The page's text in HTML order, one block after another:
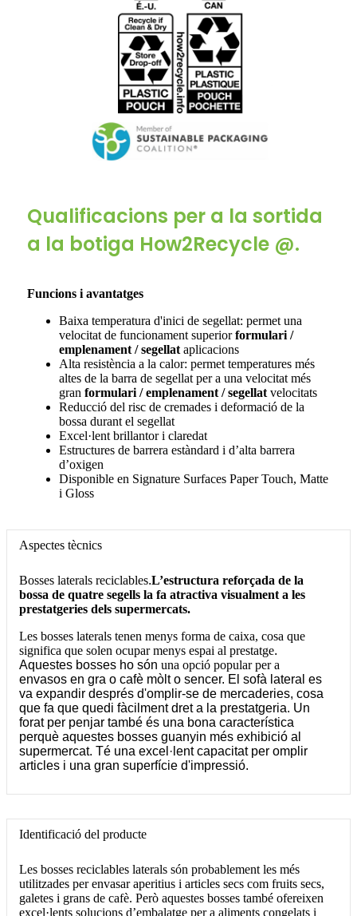
Qualificacions per a la sortida
a la botiga How2Recycle @.
Funcions i avantatges
Baixa temperatura d'inici de segellat: permet una
velocitat de funcionament superiorformulari /
emplenament / segellat aplicacions
Alta resistència a la calor: permet temperatures més
altes de la barra de segellat per a una velocitat més
gran formulari / emplenament / segellat velocitats
Reducció del risc de cremades i deformació de la
bossa durant el segellat
Excel·lent brillantor i claredat
Estructures de barrera estàndard i d’alta barrera
d’oxigen
Disponible en Signature Surfaces Paper Touch, Matte
i Gloss
Aspectes tècnics
Bosses laterals reciclables.L’estructura reforçada de la
bossa de quatre segells la fa atractiva visualment a les
prestatgeries dels supermercats.
Les bosses laterals tenen menys forma de caixa, cosa que
significa que solen ocupar menys espai al prestatge.
Aquestes bosses ho són una opció popular per a
envasos en gra o cafè mòlt o sencer. El sofà lateral es
va expandir després d'omplir-se de mercaderies, cosa
que fa que quedi fàcilment dret a la prestatgeria. Un
forat per penjar també és una bona característica
perquè aquestes bosses guanyin més exhibició al
supermercat. Té una excel·lent capacitat per omplir
articles i una gran superfície d'impressió.
Identificació del producte
Les bosses reciclables laterals són probablement les més
utilitzades per envasar aperitius i articles secs com fruits secs,
galetes i grans de cafè. Però aquestes bosses també ofereixen
excel·lents solucions d’embalatge per a aliments congelats i